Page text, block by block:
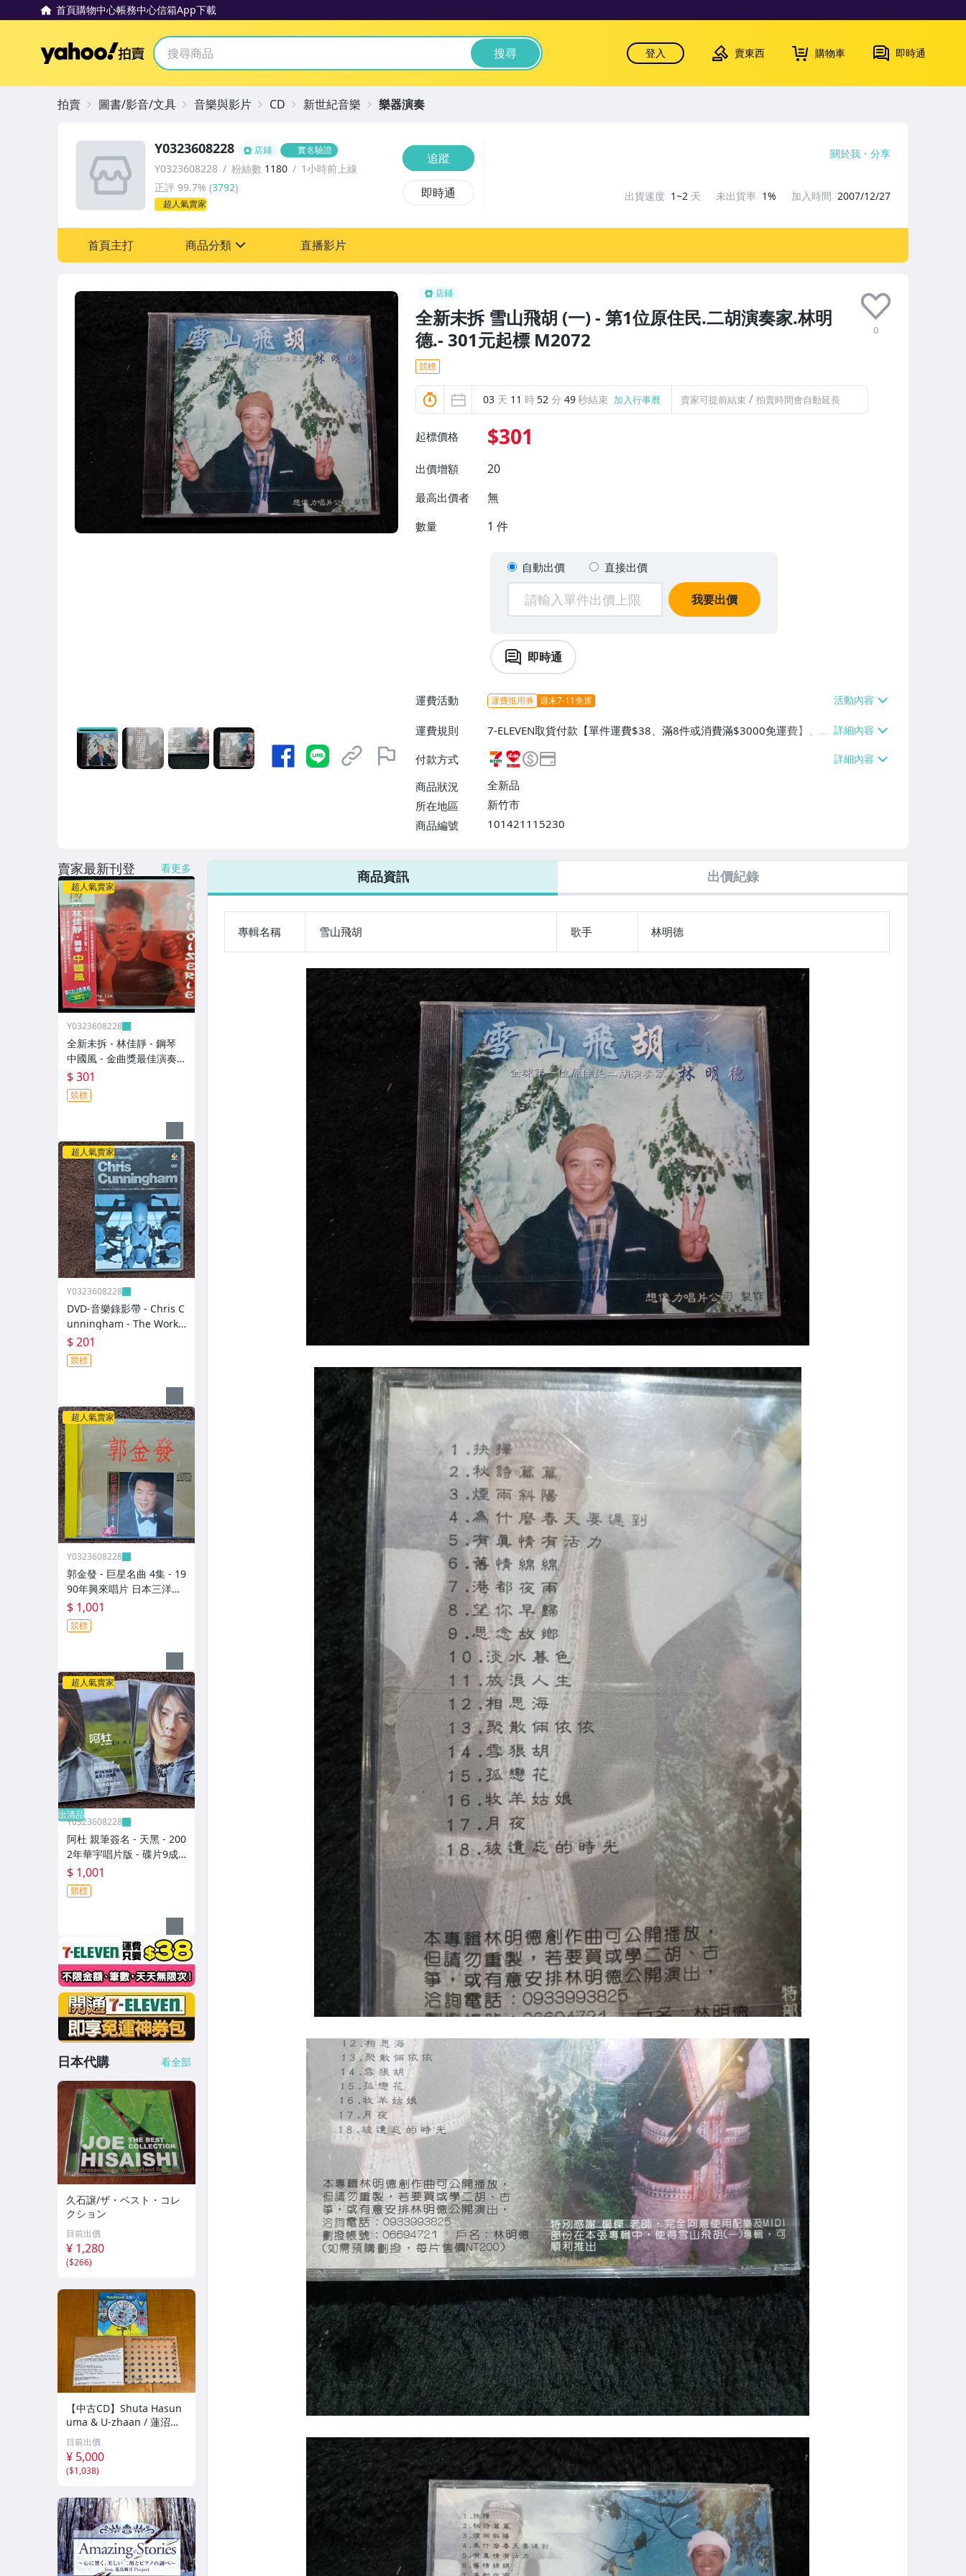
首頁購物中心帳務中心信箱App下載
Yahoo拍賣 搜尋 登入 賣東西 購物車 即時通
店鋪
全新未拆 雪山飛胡 (一) - 第1位原住民.二胡演奏家.林明
德.- 301元起標 M2072
0
競標
03 天 11 時 52 分 47秒結束 加入行事曆 賣家可提前結束 / 拍賣時間會自動延長
起標價格 $301
出價增額 20
最高出價者 無
數量 1 件
自動出價 直接出價
我要出價
即時通
運費活動 運費抵用券 週末7-11免運
運費規則
7-ELEVEN取貨付款【單件運費$38、滿8件或消費滿$3000免運費】、萊
爾富取貨付款【單件運費$60、消費滿$2000免運費】、郵局掛號【單件
運費$60、滿8件或消費滿$3000免運費】
付款方式
商品狀況
全新品
所在地區
新竹市
商品編號
101421115230
7-ELEVEN 運費只要38元
Y0323608228 店鋪 實名驗證
Y0323608228 粉絲數 1180
1小時前上線
正評 99.7% (3792)
超人氣賣家
追蹤
即時通
關於我 分享
出貨速度 1~2 天 未出貨率 1% 加入時間 2007/12/27
首頁主打 商品分類 直播影片
拍賣 圖書/影音/文具 音樂與影片 CD 新世紀音樂 樂器演奏
商品資訊 出價紀錄
專輯名稱 雪山飛胡 歌手 林明德
賣家最新刊登 看更多
超人氣賣家
Y0323608228
全新未拆 - 林佳靜 - 鋼琴
中國風 - 金曲獎最佳演奏
人 - 上揚唱片代理 瑞典原
裝進口 - 301元起標
$ 301
競標
超人氣賣家
Y0323608228
DVD-音樂錄影帶 - Chris C
unningham - The Work
of Director -2003年美國
版 碟片近新 - 201元起標
D497
$ 201
競標
超人氣賣家
Y0323608228
郭金發 - 巨星名曲 4集 - 19
90年興來唱片 日本三洋盤
- 碟片9成新 無IFPI - 1001
元起標 M2316
$ 1,001
競標
超人氣賣家
出清品
Y0323608228
阿杜 親筆簽名 - 天黑 - 200
2年華宇唱片版 - 碟片9成
新 附外紙盒 - 1001元起標
M2140
$ 1,001
競標
日本代購 看全部
久石譲/ザ・ベスト・コレ
クション
目前出價
¥ 1,280
($266)
【中古CD】Shuta Hasun
uma & U-zhaan / 蓮沼執
太 & ユザーン アルバム3
枚セット / マンガをはみだ
した男 / Good News / 2 T
one /ツートーン
目前出價
¥ 5,000
($1,038)